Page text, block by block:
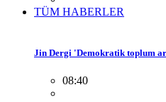
TÜM HABERLER
Jin Dergi 'Demokratik toplum
08:40